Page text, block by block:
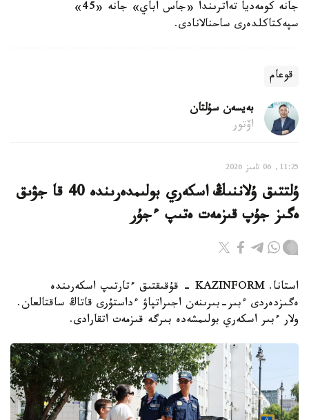
جانە كومەديا تەاترىندا «جاس اباي» جانە «45»
سپەكتاكلدەرى ساحنالانادى.
قوعام
بەيسەن سۇلتان
اۆتور
11:25, 06 تامىز 2026
ۇلتتىق ۇلاننىڭ اسكەري بولىمدەرىندە 40 قا جۋىق
ەگىز جۇپ قىزمەت ەتىپ ءجۇر
استانا. KAZINFORM - قۇقىقتىق ءتارتىپ اسكەرىندە
ەگىزدەردى ءبىر-بىرىنەن اجىراتپاۋ ءداستۇرى قاتاڭ ساقتالعان.
ولار ءبىر اسكەري بولىمشەدە بىرگە قىزمەت اتقارادى.